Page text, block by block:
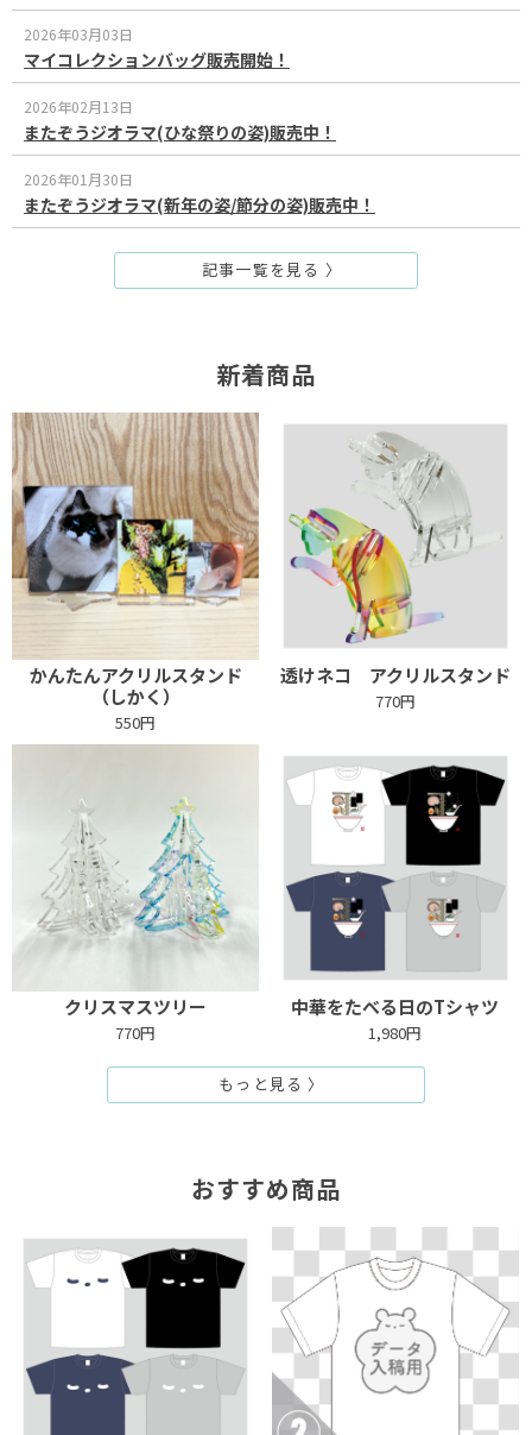
2026年03月03日
マイコレクションバッグ販売開始！
2026年02月13日
またぞうジオラマ(ひな祭りの姿)販売中！
2026年01月30日
またぞうジオラマ(新年の姿/節分の姿)販売中！
記事一覧を見る 〉
新着商品
かんたんアクリルスタンド
（しかく）
550円
透けネコ アクリルスタンド
770円
クリスマスツリー
770円
中華をたべる日のTシャツ
1,980円
もっと見る 〉
おすすめ商品